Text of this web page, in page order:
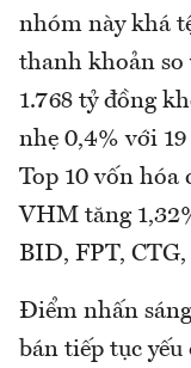
nhóm này khá
thanh khoản
1.768 tỷ đồng
nhẹ 0,4% với
Top 10 vốn hóa
VHM tăng
BID, FPT, CTG,
Điểm nhấn
bán tiếp tục